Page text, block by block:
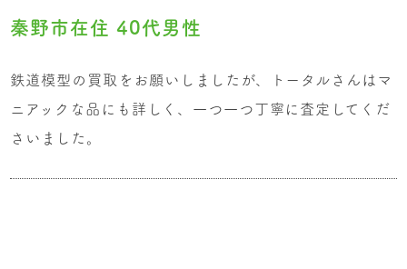
秦野市在住 40代男性
鉄道模型の買取をお願いしましたが、トータルさんはマ
ニアックな品にも詳しく、一つ一つ丁寧に査定してくだ
さいました。